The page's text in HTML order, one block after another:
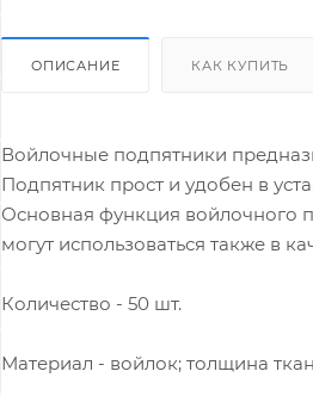
ОПИСАНИЕ КАК КУПИТЬ
Войлочные подпятники
Подпятник прост и удобен в
Основная функция войлочного
могут использоваться также в
Количество - 50 шт.
Материал - войлок; толщина